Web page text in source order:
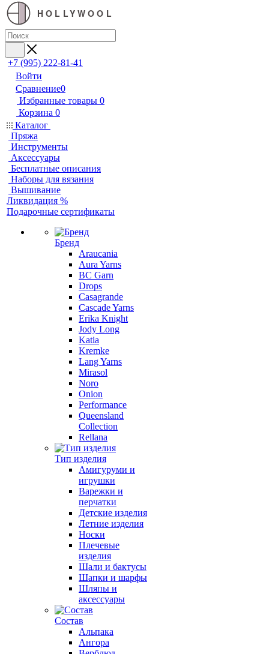
HOLLYWOOL
+7 (995) 222-81-41
Войти
Сравнение0
Избранные товары 0
Корзина 0
Каталог
Пряжа
Инструменты
Аксессуары
Бесплатные описания
Наборы для вязания
Вышивание
Ликвидация %
Подарочные сертификаты
Бренд
Araucania
Aura Yarns
BC Garn
Drops
Casagrande
Cascade Yarns
Erika Knight
Jody Long
Katia
Kremke
Lang Yarns
Mirasol
Noro
Onion
Performance
Queensland
Collection
Rellana
Тип изделия
Амигуруми и
игрушки
Варежки и
перчатки
Детские изделия
Летние изделия
Носки
Плечевые
изделия
Шали и бактусы
Шапки и шарфы
Шляпы и
аксессуары
Состав
Альпака
Ангора